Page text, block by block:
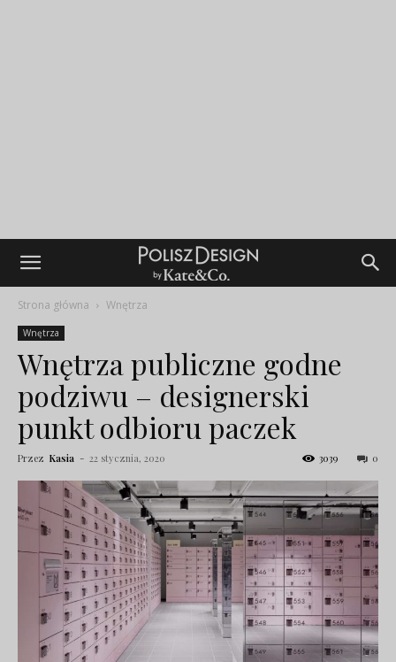
Strona główna Wnętrza
Wnętrza
Wnętrza publiczne godne
podziwu – designerski
punkt odbioru paczek
Przez Kasia - 22 stycznia, 2020 0
3039